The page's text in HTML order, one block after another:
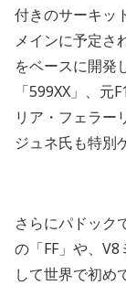
付きのサーキッ
メインに予定さ
をベースに開発
「599XX」、
リア・フェラー
ジュネ氏も特別
さらにパドック
の「FF」や、
して世界で初め